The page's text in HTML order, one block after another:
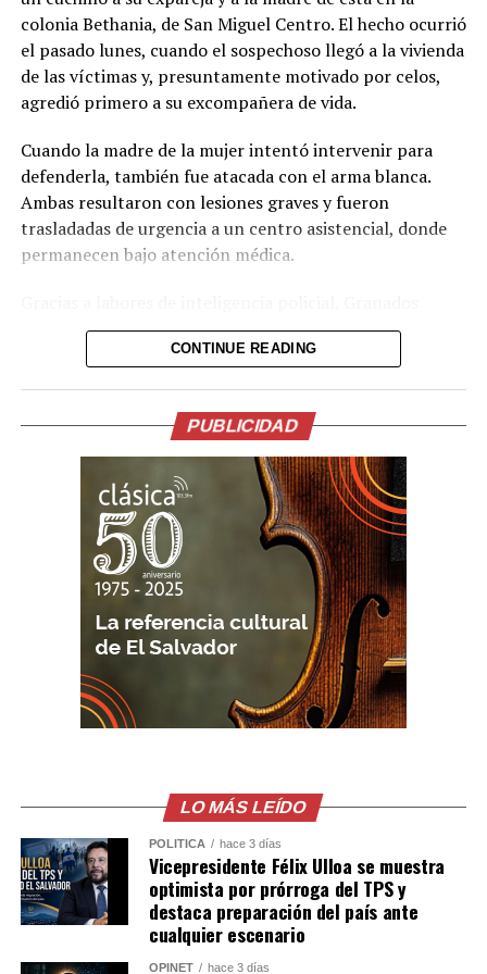
colonia Bethania, de San Miguel Centro. El hecho ocurrió
el pasado lunes, cuando el sospechoso llegó a la vivienda
de las víctimas y, presuntamente motivado por celos,
agredió primero a su excompañera de vida.
Cuando la madre de la mujer intentó intervenir para
defenderla, también fue atacada con el arma blanca.
Ambas resultaron con lesiones graves y fueron
trasladadas de urgencia a un centro asistencial, donde
permanecen bajo atención médica.
Masferrer fue localizado y detenido el martes en la
colonia Ciudad Toledo, del mismo municipio. El
por el delito de intento de homicidio.
La PNC aprovechó el caso para reiterar su llamado al
respeto a la vida y advirtió que quienes cometan este
tipo de agresiones enfrentarán las consecuencias
legales correspondientes.
Comparte esto:
Facebook X
Me gusta esto:
CONTINUE READING
PUBLICIDAD
LO MÁS LEÍDO
POLÍTICA hace 3 días
Vicepresidente Félix Ulloa se muestra
optimista por prórroga del TPS y
destaca preparación del país ante
cualquier escenario
OPINET hace 3 días